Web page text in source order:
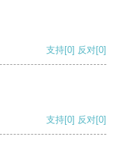
支持[0] 反对[0]
支持[0] 反对[0]